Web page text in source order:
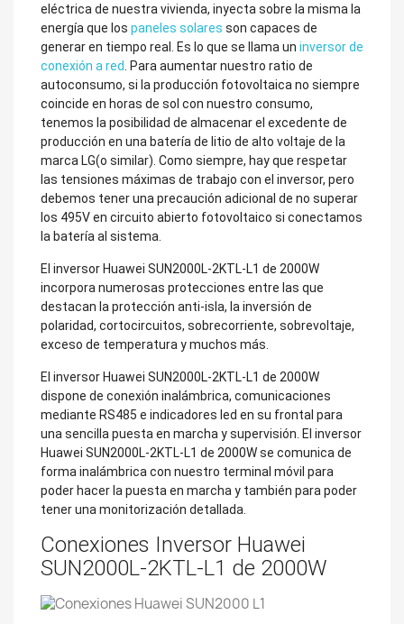
eléctrica de nuestra vivienda, inyecta sobre la misma la
energía que los paneles solares son capaces de
generar en tiempo real. Es lo que se llama un inversor de
conexión a red
. Para aumentar nuestro ratio de
autoconsumo, si la producción fotovoltaica no siempre
coincide en horas de sol con nuestro consumo,
tenemos la posibilidad de almacenar el excedente de
producción en una batería de litio de alto voltaje de la
marca LG(o similar). Como siempre, hay que respetar
las tensiones máximas de trabajo con el inversor, pero
debemos tener una precaución adicional de no superar
los 495V en circuito abierto fotovoltaico si conectamos
la batería al sistema.
El inversor Huawei SUN2000L-2KTL-L1 de 2000W
incorpora numerosas protecciones entre las que
destacan la protección anti-isla, la inversión de
polaridad, cortocircuitos, sobrecorriente, sobrevoltaje,
exceso de temperatura y muchos más.
El inversor Huawei SUN2000L-2KTL-L1 de 2000W
dispone de conexión inalámbrica, comunicaciones
mediante RS485 e indicadores led en su frontal para
una sencilla puesta en marcha y supervisión. El inversor
Huawei SUN2000L-2KTL-L1 de 2000W se comunica de
forma inalámbrica con nuestro terminal móvil para
poder hacer la puesta en marcha y también para poder
tener una monitorización detallada.
Conexiones Inversor Huawei
SUN2000L-2KTL-L1 de 2000W